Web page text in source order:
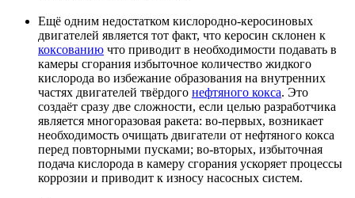
Ещё одним недостатком кислородно-керосиновых
двигателей является тот факт, что керосин склонен к
коксованию что приводит в необходимости подавать в
камеры сгорания избыточное количество жидкого
кислорода во избежание образования на внутренних
частях двигателей твёрдого нефтяного кокса. Это
создаёт сразу две сложности, если целью разработчика
является многоразовая ракета: во-первых, возникает
необходимость очищать двигатели от нефтяного кокса
перед повторными пусками; во-вторых, избыточная
подача кислорода в камеру сгорания ускоряет процессы
коррозии и приводит к износу насосных систем.